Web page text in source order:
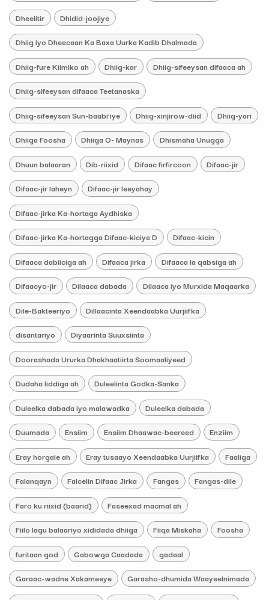
Dheelitir Dhidid-joojiye
Dhiig iyo Dheecaan Ka Baxa Uurka Kadib Dhalmada
Dhiig-fure Kiimiko ah Dhiig-kar Dhiig-sifeeysan difaaca ah
Dhiig-sifeeysan difaaca Teetanaska
Dhiig-sifeeysan Sun-baabi’iye Dhiig-xinjirow-diid Dhiig-yari
Dhiiga Foosha Dhiiga O- Maynas Dhismaha Unugga
Dhuun balaaran Dib-riixid Difaac firfircoon Difaac-jir
Difaac-jir laheyn Difaac-jir leeyahay
Difaac-jirka Ka-hortaga Aydhiska
Difaac-jirka Ka-hortagga Difaac-kiciye D Difaac-kicin
Difaaca dabiiciga ah Difaaca jirka Difaaca la qabsiga ah
Difaacyo-jir Dilaaca dabada Dilaaca iyo Murxida Maqaarka
Dile-Bakteeriyo Dillaacinta Xeendaabka Uurjiifka
disantariyo Diyaarinta Suuxsiinta
Doorashada Ururka Dhakhaatiirta Soomaaliyeed
Dudaha liddiga ah Duleelinta Godka-Sanka
Duleelka dabada iyo malawadka Duleelka dabada
Duumada Ensiim Ensiim Dhaawac-beereed Enziim
Eray horgale ah Eray tusaayo Xeendaabka Uurjiifka Faaliga
Falanqayn Falcelin Difaac Jirka Fangas Fangas-dile
Faro ku riixid (baarid) Faseexad macmal ah
Fiilo lagu balaariyo xididada dhiiga Fiiqa Miskaha Foosha
furitaan god Gabowga Caadada gadaal
Garaac-wadne Xakameeye Garasho-dhumida Waayeelnimada